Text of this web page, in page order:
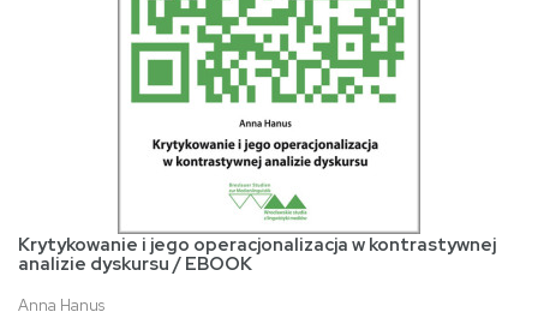
Krytykowanie i jego operacjonalizacja w kontrastywnej
analizie dyskursu / EBOOK
Anna Hanus